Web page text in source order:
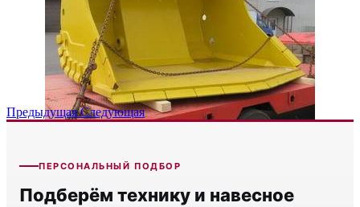
ПредыдущаяСледующая
ПЕРСОНАЛЬНЫЙ ПОДБОР
Подберём технику и навесное